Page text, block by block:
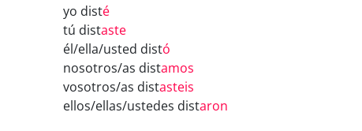
yo disté
tú distaste
él/ella/usted distó
nosotros/as distamos
vosotros/as distasteis
ellos/ellas/ustedes distaron